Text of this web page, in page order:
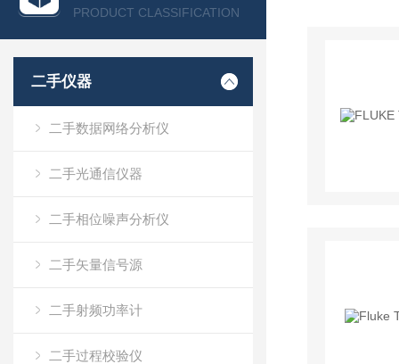
PRODUCT CLASSIFICATION
二手仪器
二手数据网络分析仪
二手光通信仪器
二手相位噪声分析仪
二手矢量信号源
二手射频功率计
二手过程校验仪